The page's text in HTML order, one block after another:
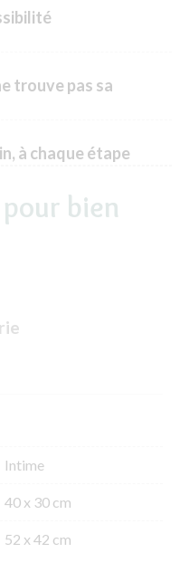
trouve pas sa
à chaque étape
bien
Intime
40 x 30 cm
52 x 42 cm